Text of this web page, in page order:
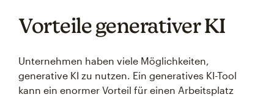
Vorteile generativer KI
Unternehmen haben viele Möglichkeiten,
generative KI zu nutzen. Ein generatives KI-Tool
kann ein enormer Vorteil für einen Arbeitsplatz